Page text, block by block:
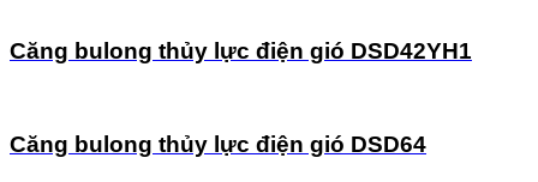
Căng bulong thủy lực điện gió DSD42YH1
Căng bulong thủy lực điện gió DSD64